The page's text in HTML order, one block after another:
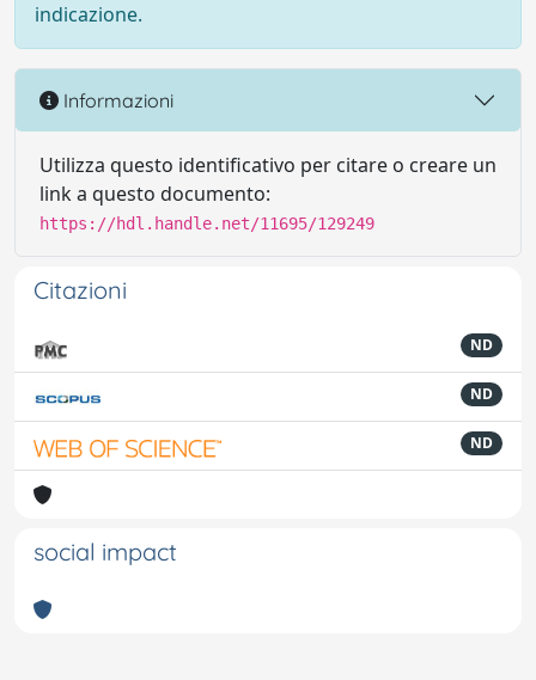
indicazione.
Informazioni
Utilizza questo identificativo per citare o creare un
link a questo documento:
https://hdl.handle.net/11695/129249
Citazioni
ND
ND
ND
social impact